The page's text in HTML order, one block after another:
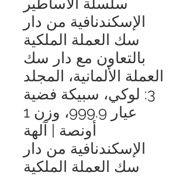
الإسكندنافية من دار
سك العملة الملكية
بالتعاون مع دار سك
العملة الألمانية، المجلد
3: لوكي، سبيكة فضية
عيار 999.9، وزن 1
أونصة | آلهة
الإسكندنافية من دار
سك العملة الملكية